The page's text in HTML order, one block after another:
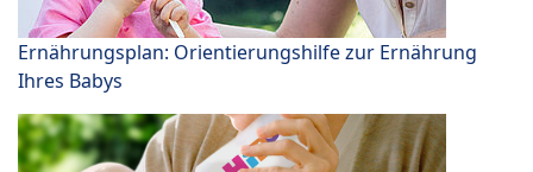
Ernährungsplan: Orientierungshilfe zur Ernährung
Ihres Babys